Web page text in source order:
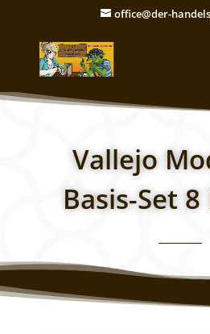
office@der-
Vallejo
Basis-Set